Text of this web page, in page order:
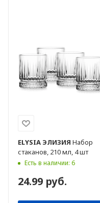
ELYSIA ЭЛИЗИЯ Набор
стаканов, 210 мл, 4 шт
Есть в наличии: 6
24.99 руб.